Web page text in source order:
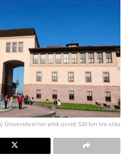
Üniversitesi’nin yıllık ücreti 520 bin lira oldu